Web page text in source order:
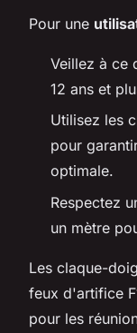
Pour une
Veillez à ce
12 ans et
Utilisez les
pour
optimale.
Respectez
un mètre
Les claque-
feux d'artifice
pour les